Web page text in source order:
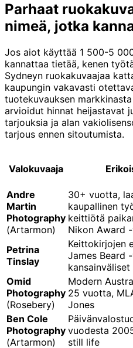
Parhaat
nimeä, jotka
Jos aiot käyttää 1 500-5
kannattaa tietää, kenen
Sydneyn ruokakuvaajaa
kaupungin vakavasti
tuotekuvauksen
arvioidut hinnat heijastavat
tarjouksia ja alan
tarjous ennen sitoutumista.
Valokuvaaja
Andre
Martin
Photography
(Artarmon)
30+ vuotta,
kaupallinen
keittiötä
Nikon Award
Petrina
Tinslay
Keittokirjojen
James Beard
Omid
Photography
(Rosebery)
Modern
25 vuotta,
Jones
Ben Cole
Photography
(Artarmon)
vuodesta
still life